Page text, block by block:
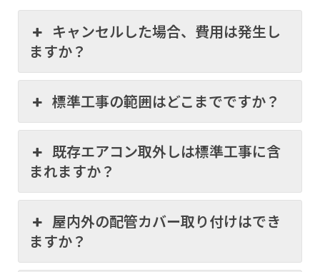
キャンセルした場合、費用は発生し
ますか？
標準工事の範囲はどこまでですか？
既存エアコン取外しは標準工事に含
まれますか？
屋内外の配管カバー取り付けはでき
ますか？